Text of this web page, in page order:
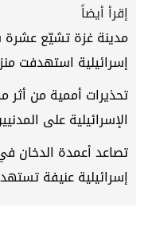
إقرأ أيضاً
مدينة غزة تشيّع
إسرائيلية استهدفت
تحذيرات أممية من أثر
الإسرائيلية على
تصاعد أعمدة الدخان
إسرائيلية عنيفة